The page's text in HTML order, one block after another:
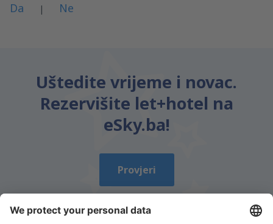
Da | Ne
Sadrži netačne informacije
Ne objašnjava tematiku
Uštedite vrijeme i novac.
Rezervišite let+hotel na
eSky.ba!
Provjeri